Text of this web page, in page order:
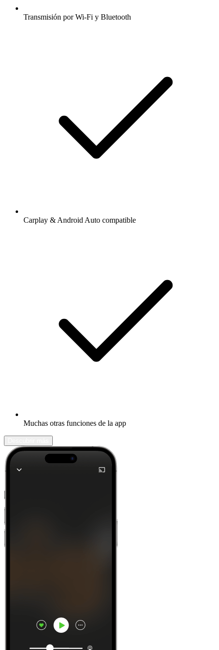
Transmisión por Wi-Fi y Bluetooth
Carplay & Android Auto compatible
Muchas otras funciones de la app